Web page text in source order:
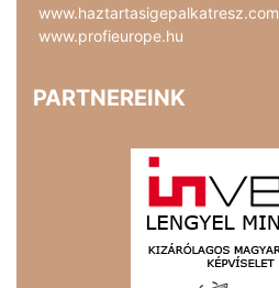
www.haztartasigepalkatresz.com
www.profieurope.hu
PARTNEREINK